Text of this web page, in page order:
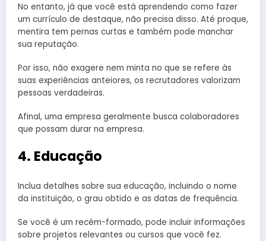
No entanto, já que você está aprendendo como fazer
um currículo de destaque, não precisa disso. Até proque,
mentira tem pernas curtas e também pode manchar
sua reputação.
Por isso, não exagere nem minta no que se refere às
suas experiências anteiores, os recrutadores valorizam
pessoas verdadeiras.
Afinal, uma empresa geralmente busca colaboradores
que possam durar na empresa.
4. Educação
Inclua detalhes sobre sua educação, incluindo o nome
da instituição, o grau obtido e as datas de frequência.
Se você é um recém-formado, pode incluir informações
sobre projetos relevantes ou cursos que você fez.